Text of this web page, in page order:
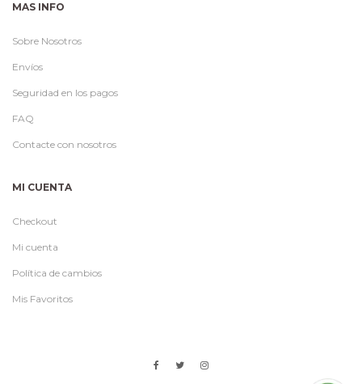
MAS INFO
Sobre Nosotros
Envíos
Seguridad en los pagos
FAQ
Contacte con nosotros
MI CUENTA
Checkout
Mi cuenta
Política de cambios
Mis Favoritos